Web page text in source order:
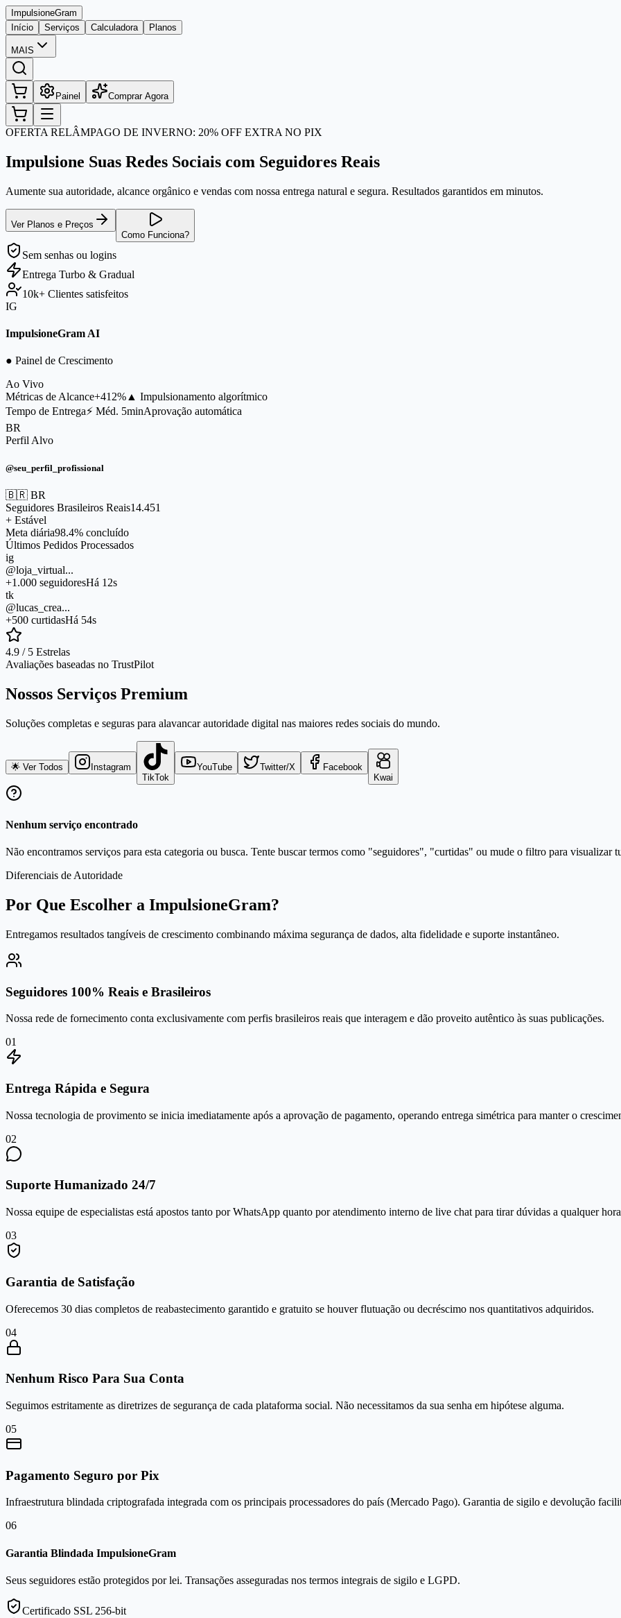
ImpulsioneGram
Início
Serviços Calculadora Planos
MAIS
Painel Comprar Agora
OFERTA RELÂMPAGO DE INVERNO: 20% OFF EXTRA NO PIX
Impulsione Suas Redes Sociais com Seguidores Reais
Aumente sua autoridade, alcance orgânico e vendas com nossa entrega natural e segura. Resultados garantidos em minutos.
Ver Planos e Preços
Como Funciona?
Sem senhas ou logins
Entrega Turbo & Gradual
10k+ Clientes satisfeitos
IG
ImpulsioneGram AI
● Painel de Crescimento
Ao Vivo
Métricas de Alcance+412% ▲ Impulsionamento algorítmico
Tempo de Entrega⚡ Méd. 5minAprovação automática
BR
Perfil Alvo
@seu_perfil_profissional
🇧🇷 BR
Seguidores Brasileiros Reais14.451
+ Estável
Meta diária98.4% concluído
Últimos Pedidos Processados
ig
@loja_virtual...
+1.000 seguidoresHá 12s
tk
@lucas_crea...
+500 curtidasHá 54s
4.9 / 5 Estrelas
Avaliações baseadas no TrustPilot
Nossos Serviços Premium
Soluções completas e seguras para alavancar autoridade digital nas maiores redes sociais do mundo.
🌟 Ver Todos
Instagram
TikTok
YouTube Twitter/X
Facebook
Kwai
Nenhum serviço encontrado
Não encontramos serviços para esta categoria ou busca. Tente buscar termos como "seguidores", "curtidas" ou mude o filtro para visualizar
Diferenciais de Autoridade
Por Que Escolher a ImpulsioneGram?
Entregamos resultados tangíveis de crescimento combinando máxima segurança de dados, alta fidelidade e suporte instantâneo.
Seguidores 100% Reais e Brasileiros
Nossa rede de fornecimento conta exclusivamente com perfis brasileiros reais que interagem e dão proveito autêntico às suas publicações.
01
Entrega Rápida e Segura
Nossa tecnologia de provimento se inicia imediatamente após a aprovação de pagamento, operando entrega simétrica para manter o
02
Suporte Humanizado 24/7
Nossa equipe de especialistas está apostos tanto por WhatsApp quanto por atendimento interno de live chat para tirar dúvidas a qualquer
03
Garantia de Satisfação
Oferecemos 30 dias completos de reabastecimento garantido e gratuito se houver flutuação ou decréscimo nos quantitativos adquiridos.
04
Nenhum Risco Para Sua Conta
Seguimos estritamente as diretrizes de segurança de cada plataforma social. Não necessitamos da sua senha em hipótese alguma.
05
Pagamento Seguro por Pix
Infraestrutura blindada criptografada integrada com os principais processadores do país (Mercado Pago). Garantia de sigilo e devolução
06
Garantia Blindada ImpulsioneGram
Seus seguidores estão protegidos por lei. Transações asseguradas nos termos integrais de sigilo e LGPD.
Certificado SSL 256-bit